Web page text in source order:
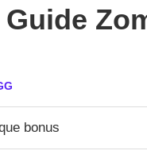
bonus